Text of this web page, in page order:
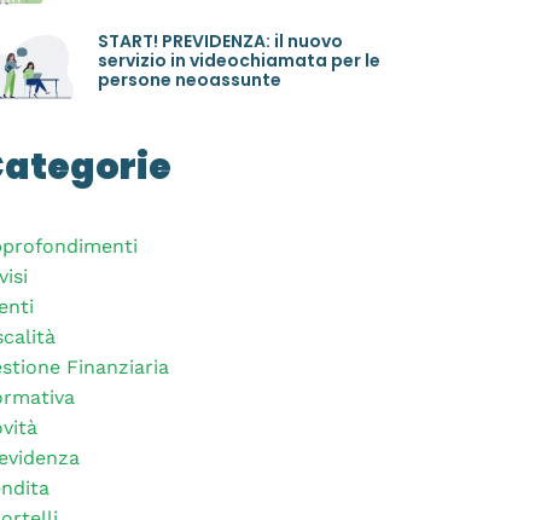
START! PREVIDENZA: il nuovo
servizio in videochiamata per le
persone neoassunte
Finanziaria